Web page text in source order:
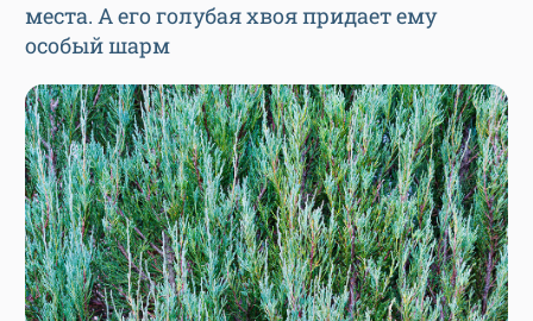
места. А его голубая хвоя придает ему
особый шарм